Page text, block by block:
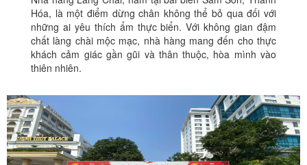
Hóa, là một điểm dừng chân không thể bỏ qua đối với
những ai yêu thích ẩm thực biển. Với không gian đậm
chất làng chài mộc mạc, nhà hàng mang đến cho thực
khách cảm giác gần gũi và thân thuộc, hòa mình vào
thiên nhiên.